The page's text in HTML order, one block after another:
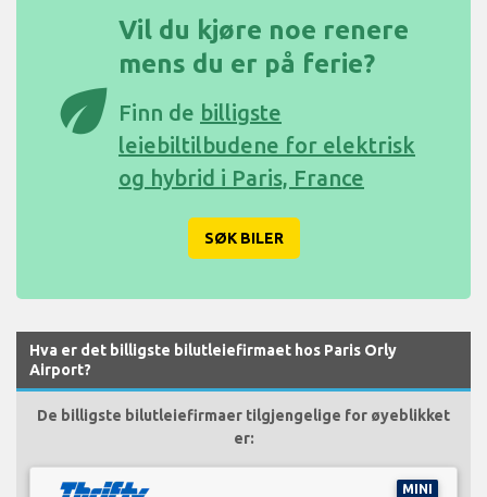
eco
Vil du kjøre noe renere
mens du er på ferie?
Finn de billigste
leiebiltilbudene for elektrisk
og hybrid i Paris, France
SØK BILER
Hva er det billigste bilutleiefirmaet hos Paris Orly
Airport?
De billigste bilutleiefirmaer tilgjengelige for øyeblikket
er:
MINI